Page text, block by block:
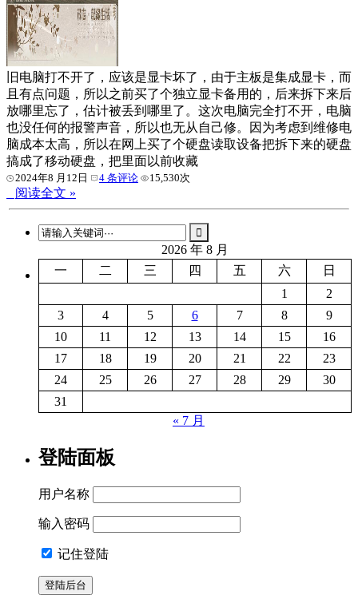
旧电脑打不开了，应该是显卡坏了，由于主板是集成显卡，而
且有点问题，所以之前买了个独立显卡备用的，后来拆下来后
放哪里忘了，估计被丢到哪里了。这次电脑完全打不开，电脑
也没任何的报警声音，所以也无从自己修。因为考虑到维修电
脑成本太高，所以在网上买了个硬盘读取设备把拆下来的硬盘
搞成了移动硬盘，把里面以前收藏
2024年8 月12日 4 条评论 15,530次
阅读全文 »
2026 年 8 月
一
二 三 四 五 六
日
1
2
3
4 5 6 7 8
9
10
11 12 13 14 15
16
17
18 19 20 21 22
23
24
25 26 27 28 29
30
31
« 7 月
登陆面板
用户名称
输入密码
记住登陆